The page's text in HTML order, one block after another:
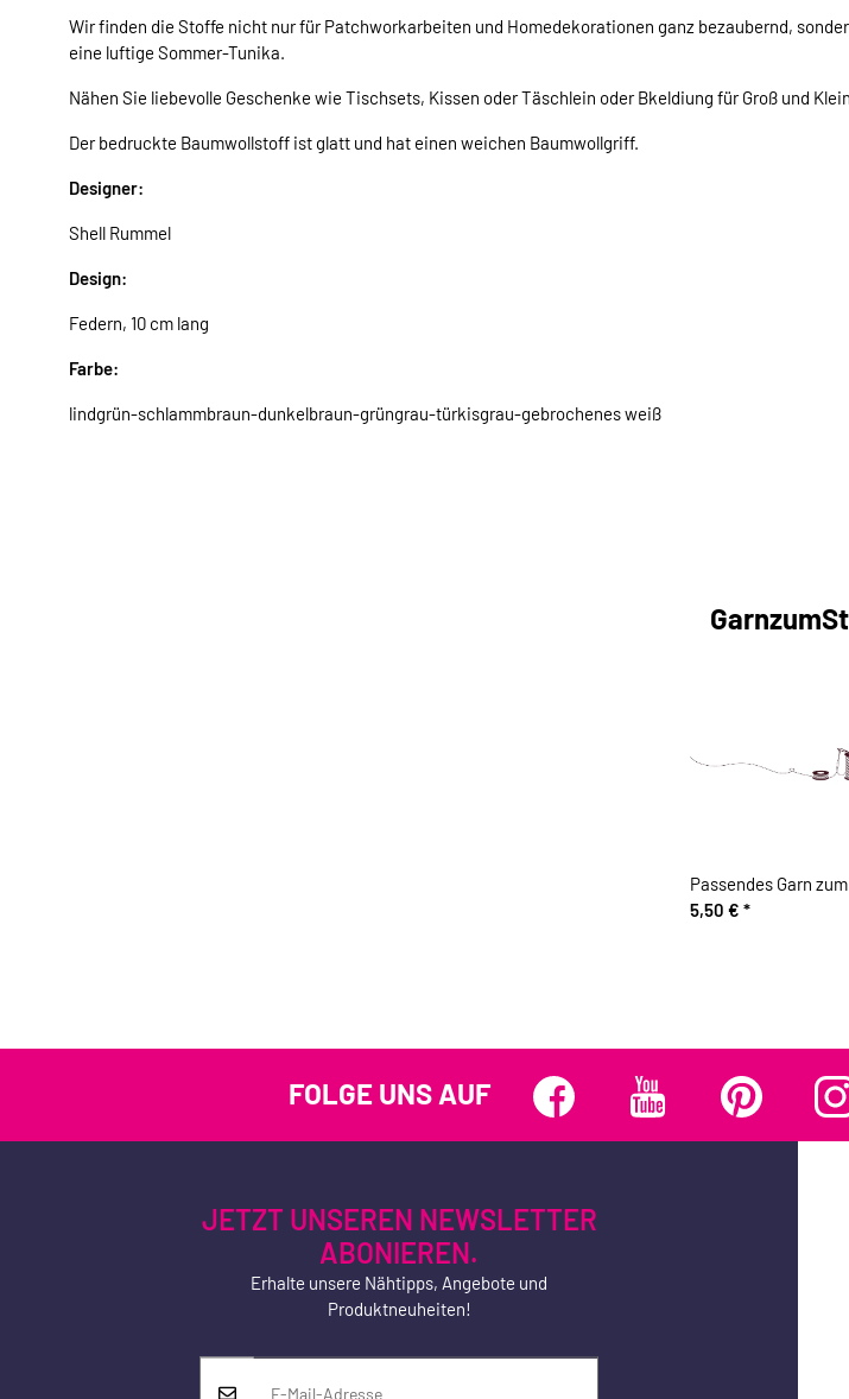
Wir finden die Stoffe nicht nur für Patchworkarbeiten und Homedekorationen ganz bezaubernd,
eine luftige Sommer-Tunika.
Nähen Sie liebevolle Geschenke wie Tischsets, Kissen oder Täschlein oder Bkeldiung für Groß und
Der bedruckte Baumwollstoff ist glatt und hat einen weichen Baumwollgriff.
Designer:
Shell Rummel
Design:
Federn, 10 cm lang
Farbe:
lindgrün-schlammbraun-dunkelbraun-grüngrau-türkisgrau-gebrochenes weiß
Passendes Garn
5,50 € *
FOLGE UNS AUF
JETZT UNSEREN NEWSLETTER
ABONIEREN.
Erhalte unsere Nähtipps, Angebote und
Produktneuheiten!